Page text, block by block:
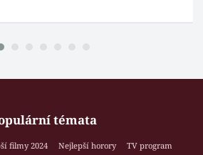
témata
filmy 2024 Nejlepší horory
TV program